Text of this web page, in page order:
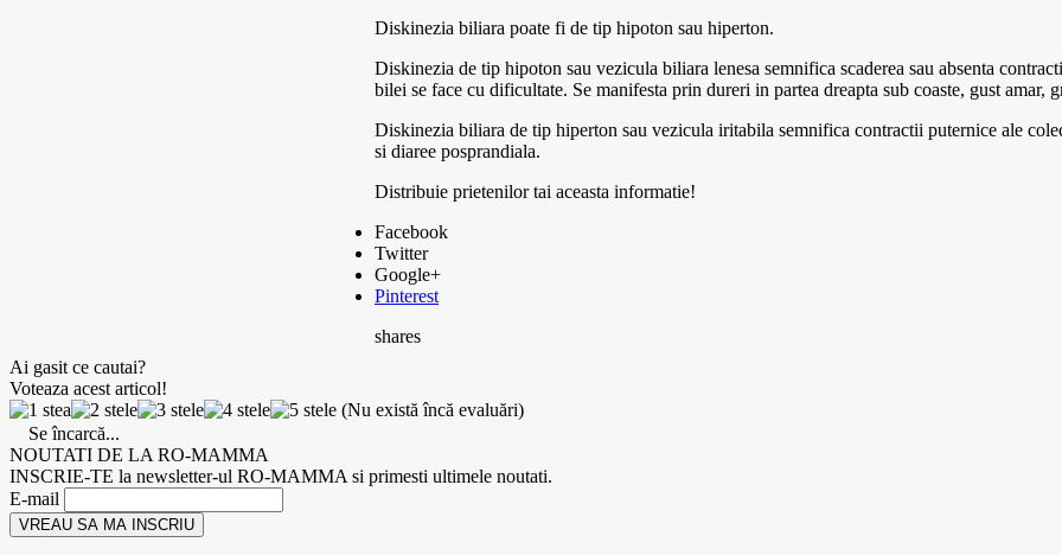
Diskinezia biliara poate fi de tip hipoton sau hiperton.
Diskinezia de tip hipoton sau vezicula biliara lenesa semnifica scaderea sau absenta
bilei se face cu dificultate. Se manifesta prin dureri in partea dreapta sub coaste, gust amar,
Diskinezia biliara de tip hiperton sau vezicula iritabila semnifica contractii puternice ale
si diaree posprandiala.
Distribuie prietenilor tai aceasta informatie!
Facebook
Twitter
Google+
Pinterest
shares
Ai gasit ce cautai?
Voteaza acest articol!
(Nu există încă evaluări)
Se încarcă...
NOUTATI DE LA RO-MAMMA
INSCRIE-TE la newsletter-ul RO-MAMMA si primesti ultimele noutati.
E-mail
VREAU SA MA INSCRIU